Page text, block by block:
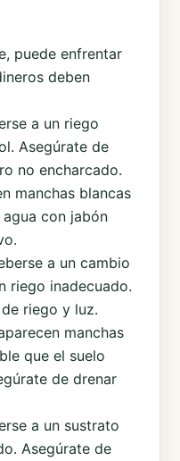
puede enfrentar
deben
a un riego
Asegúrate de
no encharcado.
manchas blancas
con jabón
a un cambio
riego inadecuado.
riego y luz.
manchas
que el suelo
de drenar
a un sustrato
Asegúrate de